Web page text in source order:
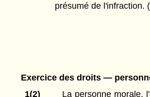
présumé de l'infraction.
Exercice des droits —
1(2)
La personne morale,